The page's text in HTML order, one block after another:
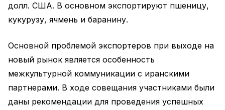
долл. США. В основном экспортируют пшеницу,
кукурузу, ячмень и баранину.
Основной проблемой экспортеров при выходе на
новый рынок является особенность
межкультурной коммуникации с иранскими
партнерами. В ходе совещания участниками были
даны рекомендации для проведения успешных